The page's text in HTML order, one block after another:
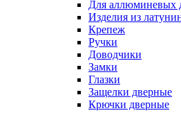
Для аллюминевых
Изделия из
Крепеж
Ручки
Доводчики
Замки
Глазки
Защелки дверные
Крючки дверные